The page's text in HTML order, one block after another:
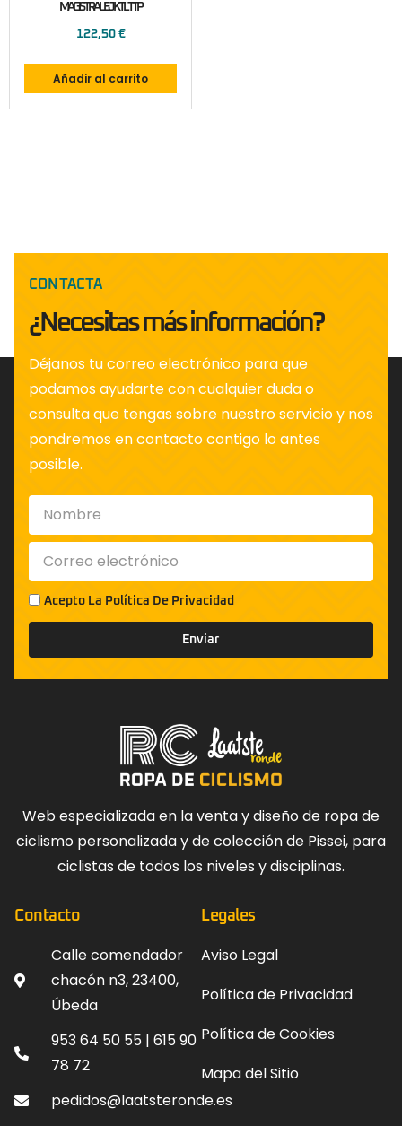
MAGISTRALE JKTL TTP
122,50 €
Añadir al carrito
CONTACTA
¿Necesitas más información?
Déjanos tu correo electrónico para que
podamos ayudarte con cualquier duda o
consulta que tengas sobre nuestro servicio y nos
pondremos en contacto contigo lo antes
posible.
Acepto La Política De Privacidad
Enviar
Web especializada en la venta y diseño de ropa de
ciclismo personalizada y de colección de Pissei, para
ciclistas de todos los niveles y disciplinas.
Contacto
Calle comendador
chacón n3, 23400,
Úbeda
953 64 50 55 | 615 90
78 72
pedidos@laatsteronde.es
Legales
Aviso Legal
Política de Privacidad
Política de Cookies
Mapa del Sitio